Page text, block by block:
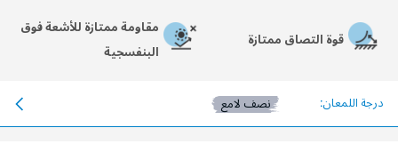
قوة التصاق ممتازة
مقاومة ممتازة للأشعة فوق
البنفسجية
درجة اللمعان: نصف لامع